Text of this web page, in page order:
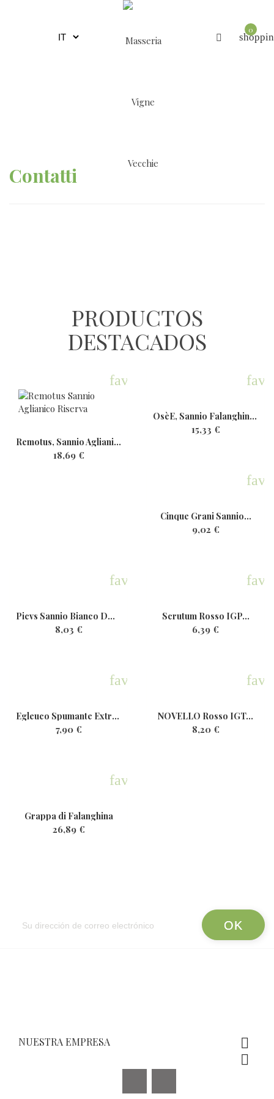
0
Contatti
PRODUCTOS
DESTACADOS
favorite
Remotus, Sannio Aglianico...
18,69 €
OsèE, Sannio Falanghina,...
15,33 €
Cinque Grani Sannio...
9,02 €
favorite
Picvs Sannio Bianco DOP Bio...
8,03 €
Scrutum Rosso IGP...
6,39 €
favorite
Egleuco Spumante ExtraDry...
7,90 €
NOVELLO Rosso IGT...
8,20 €
favorite
Grappa di Falanghina
26,89 €
NUESTRA EMPRESA

